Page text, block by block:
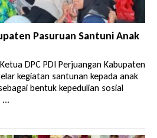
Pasuruan Santuni Anak
DPC PDI Perjuangan Kabupaten
kegiatan santunan kepada anak
bentuk kepedulian sosial